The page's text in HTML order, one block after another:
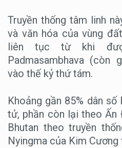
Truyền thống tâm linh
và văn hóa của vùng
liên tục từ khi
Padmasambhava (còn
vào thế kỷ thứ tám.
Khoảng gần 85% dân
tử, phần còn lại theo
Bhutan theo truyền
Nyingma của Kim Cương